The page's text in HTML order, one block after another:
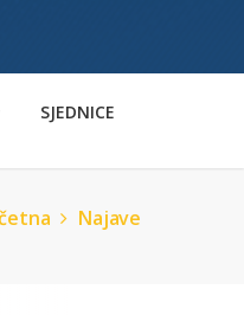
SJEDNICE
Najave